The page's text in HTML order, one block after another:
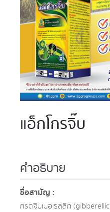
แอ็กโกรจิ๊บ
คำอธิบาย
ชื่อสามัญ :
กรดจิบเบอเรลลิก